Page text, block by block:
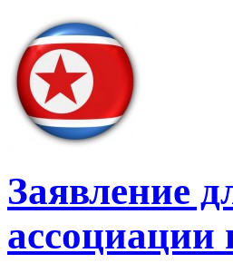
Заявление
ассоциации